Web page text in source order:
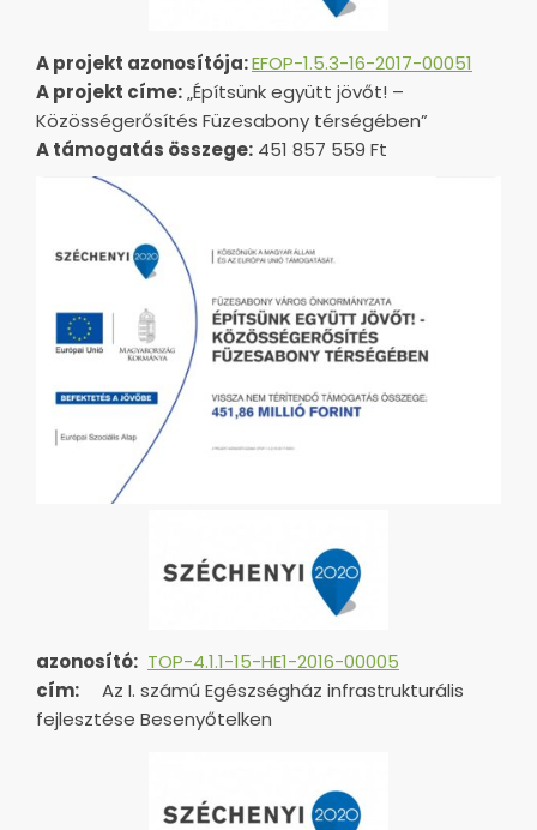
A projekt azonosítója:EFOP-1.5.3-16-2017-00051
A projekt címe:„Építsünk együtt jövőt! –
Közösségerősítés Füzesabony térségében”
A támogatás összege: 451 857 559 Ft
azonosító: TOP-4.1.1-15-HE1-2016-00005
cím:
Az I. számú Egészségház infrastrukturális
fejlesztése Besenyőtelken